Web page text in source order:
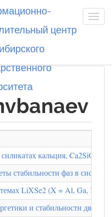
центр
кальция, Ca2SiO4
стабильности фаз в
LiXSe2 (X = Al, Ga, In)
и стабильности